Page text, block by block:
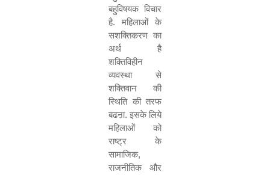
बहुविषयक विचार
है. महिलाओं के
सशक्तिकरण का
अर्थ है
शक्तिविहीन
व्यवस्था से
शक्तिवान की
स्थिति की तरफ
बढऩा. इसके लिये
महिलाओं को
राष्ट्र के
सामाजिक,
राजनीतिक और